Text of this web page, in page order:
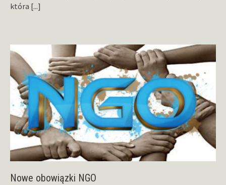
która [...]
Nowe obowiązki NGO